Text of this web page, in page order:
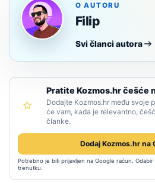
O AUTORU
Filip
Svi članci autora
Pratite Kozmos.hr češće
Dodajte Kozmos.hr među svoje
će vam, kada je relevantno,
članke.
Dodaj Kozmos.hr na
Potrebno je biti prijavljen na Google račun.
trenutku.